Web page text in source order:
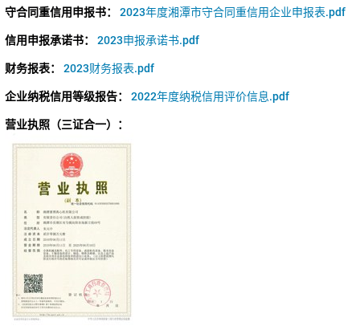
守合同重信用申报书：
2023年度湘潭市守合同重信用企业申报表.pdf
信用申报承诺书：
2023申报承诺书.pdf
财务报表：
2023财务报表.pdf
企业纳税信用等级报告：
2022年度纳税信用评价信息.pdf
营业执照（三证合一）：